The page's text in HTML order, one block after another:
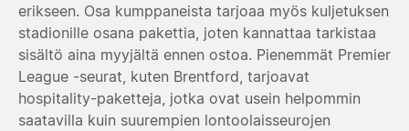
erikseen. Osa kumppaneista tarjoaa myös kuljetuksen
stadionille osana pakettia, joten kannattaa tarkistaa
sisältö aina myyjältä ennen ostoa. Pienemmät Premier
League -seurat, kuten Brentford, tarjoavat
hospitality-paketteja, jotka ovat usein helpommin
saatavilla kuin suurempien lontoolaisseurojen